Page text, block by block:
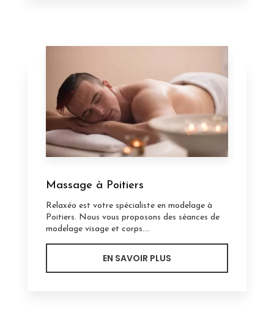
Massage à Poitiers
Relaxéo est votre spécialiste en modelage à
Poitiers. Nous vous proposons des séances de
modelage visage et corps....
EN SAVOIR PLUS